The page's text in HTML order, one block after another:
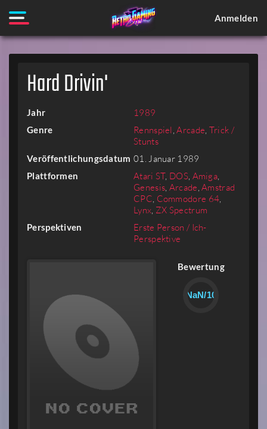
Anmelden
Hard Drivin'
Jahr 1989
Genre Rennspiel,Arcade, Trick /
Stunts
Veröffentlichungsdatum 01. Januar 1989
Plattformen Atari ST, DOS, Amiga,
Genesis, Arcade,Amstrad
CPC, Commodore 64,
Lynx, ZX Spectrum
Perspektiven
Erste Person / Ich-
Perspektive
Bewertung
NaN/10